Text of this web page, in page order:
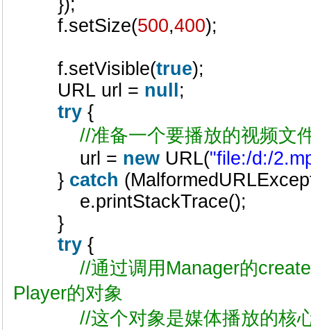
});
f.setSize(500,400);
f.setVisible(true);
URL url = null ;
try {
//准备一个要播放的视频文
url = new URL("file:/d:/
} catch
e.printStackTrace();
}
try {
//通过调用Manager的
Player的对象
//这个对象是媒体播放的核